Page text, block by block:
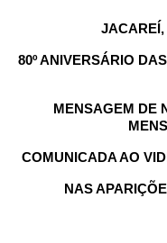
JACAREÍ,
80º ANIVERSÁRIO
MENSAGEM DE
COMUNICADA AO
NAS